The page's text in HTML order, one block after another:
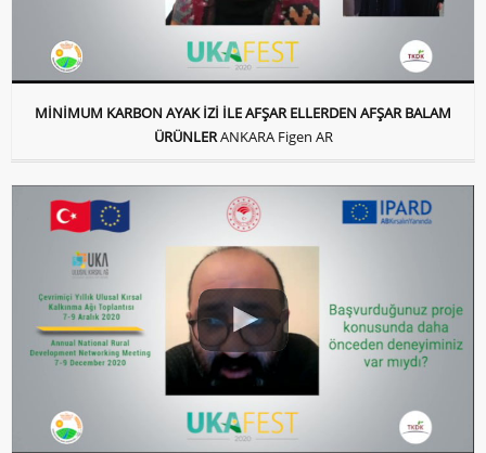
MİNİMUM KARBON AYAK İZİ İLE AFŞAR ELLERDEN AFŞAR BALAM
ÜRÜNLERANKARA Figen AR